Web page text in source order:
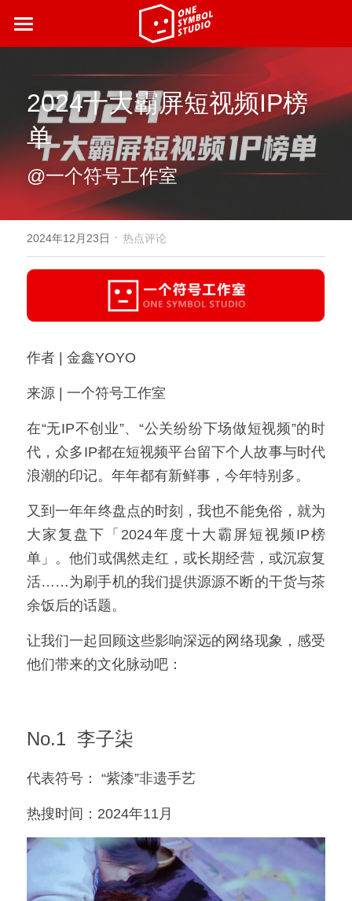
最新动态
营销案例
了解我们
合伙人招募
2024十大霸屏短视频IP榜
单
@一个符号工作室
2024年12月23日 · 热点评论
作者 | 金鑫YOYO
来源 | 一个符号工作室
在“无IP不创业”、“公关纷纷下场做短视频”的时
代，众多IP都在短视频平台留下个人故事与时代
浪潮的印记。年年都有新鲜事，今年特别多。
又到一年年终盘点的时刻，我也不能免俗，就为
大家复盘下「2024年度十大霸屏短视频IP榜
单」。他们或偶然走红，或长期经营，或沉寂复
活……为刷手机的我们提供源源不断的干货与茶
余饭后的话题。
让我们一起回顾这些影响深远的网络现象，感受
他们带来的文化脉动吧：
No.1  李子柒
代表符号： “紫漆”非遗手艺
热搜时间：2024年11月